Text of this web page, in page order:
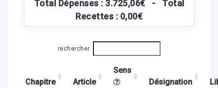
Total Dépenses : 3.725,06€ - Total
Recettes : 0,00€
rechercher
Chapitre Article
Sens
Désignation